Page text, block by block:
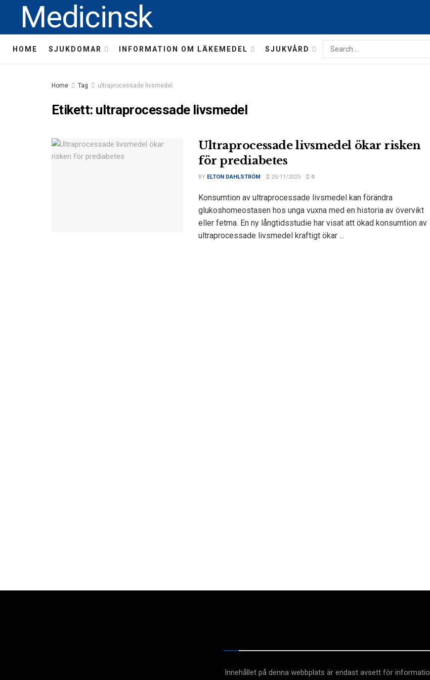
Medicinsk
HOME SJUKDOMAR INFORMATION OM LÄKEMEDEL SJUKVÅRD
Home Tag ultraprocessade livsmedel
Etikett: ultraprocessade livsmedel
Ultraprocessade livsmedel ökar risken
för prediabetes
BY ELTON DAHLSTRÖM 25/11/2025 0
Konsumtion av ultraprocessade livsmedel kan förändra
glukoshomeostasen hos unga vuxna med en historia av övervikt
eller fetma. En ny långtidsstudie har visat att ökad konsumtion av
ultraprocessade livsmedel kraftigt ökar ...
Innehållet på denna webbplats är endast avsett för